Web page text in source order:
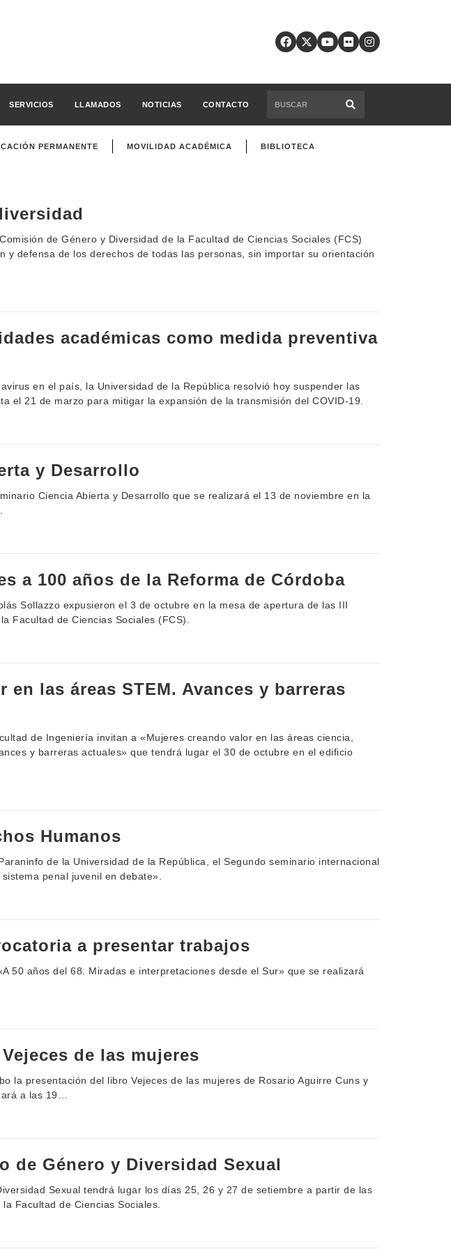
SERVICIOS LLAMADOS NOTICIAS CONTACTO
PERMANENTE MOVILIDAD ACADÉMICA BIBLIOTECA
de Género y Diversidad de la Facultad de Ciencias Sociales (FCS)
y defensa de los derechos de todas las personas, sin importar su orientación
académicas como medida preventiva
en el país, la Universidad de la República resolvió hoy suspender las
el 21 de marzo para mitigar la expansión de la transmisión del COVID-19.
y Desarrollo
Ciencia Abierta y Desarrollo que se realizará el 13 de noviembre en la
a 100 años de la Reforma de Córdoba
Sollazzo expusieron el 3 de octubre en la mesa de apertura de las III
Facultad de Ciencias Sociales (FCS).
en las áreas STEM. Avances y barreras
de Ingeniería invitan a «Mujeres creando valor en las áreas ciencia,
y barreras actuales» que tendrá lugar el 30 de octubre en el edificio
Humanos
de la Universidad de la República, el Segundo seminario internacional
penal juvenil en debate».
a presentar trabajos
50 años del 68. Miradas e interpretaciones desde el Sur» que se realizará
de las mujeres
la presentación del libro Vejeces de las mujeres de Rosario Aguirre Cuns y
a las 19…
de Género y Diversidad Sexual
Sexual tendrá lugar los días 25, 26 y 27 de setiembre a partir de las
Facultad de Ciencias Sociales.